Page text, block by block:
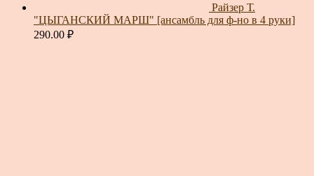
Райзер Т.
"ЦЫГАНСКИЙ МАРШ" [ансамбль для ф-но в 4 руки]
290.00 ₽